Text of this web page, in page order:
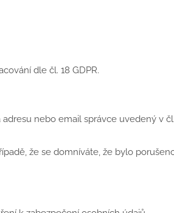
dle čl. 18 GDPR.
nebo email správce uvedený v
že se domníváte, že bylo